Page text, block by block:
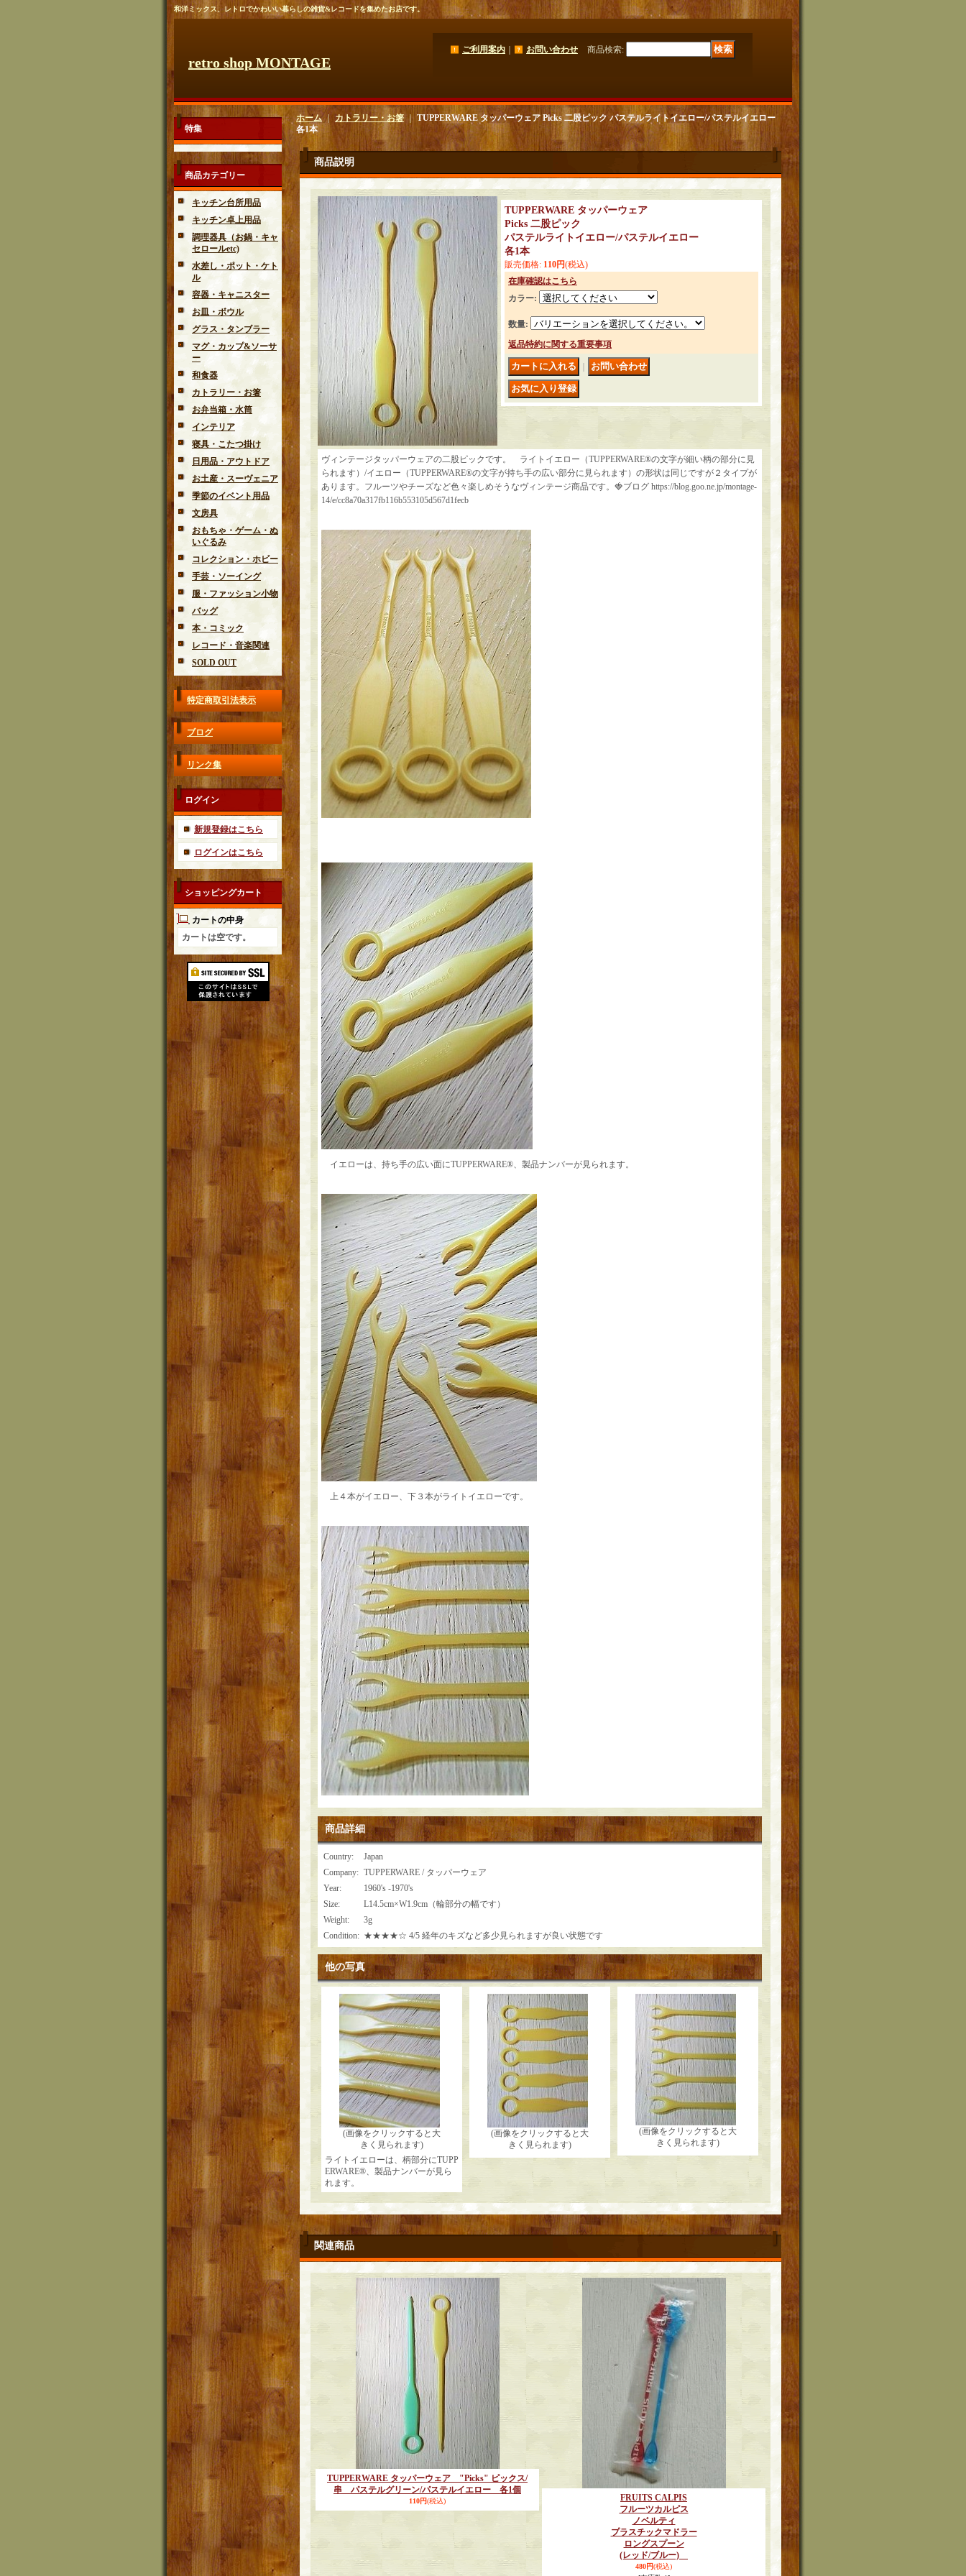
和洋ミックス、レトロでかわいい暮らしの雑貨&レコードを集めたお店です。
retro shop MONTAGE
ご利用案内 お問い合わせ 商品検索:
特集
商品カテゴリー
キッチン台所用品
キッチン卓上用品
調理器具（お鍋・キャ
セロールetc)
水差し・ポット・ケト
ル
容器・キャニスター
お皿・ボウル
グラス・タンブラー
マグ・カップ&ソーサ
ー
和食器
カトラリー・お箸
お弁当箱・水筒
インテリア
寝具・こたつ掛け
日用品・アウトドア
お土産・スーヴェニア
季節のイベント用品
文房具
おもちゃ・ゲーム・ぬ
いぐるみ
コレクション・ホビー
手芸・ソーイング
服・ファッション小物
バッグ
本・コミック
レコード・音楽関連
SOLD OUT
特定商取引法表示
ブログ
リンク集
ログイン
新規登録はこちら
ログインはこちら
ショッピングカート
カートの中身
カートは空です。
ホーム｜ カトラリー・お箸 ｜ TUPPERWARE タッパーウェア Picks 二股ピック パステルライトイエロー/パステルイエロー
各1本
商品説明
TUPPERWARE タッパーウェア
Picks 二股ピック
パステルライトイエロー/パステルイエロー
各1本
販売価格: 110円(税込)
在庫確認はこちら
カラー:
数量:
返品特約に関する重要事項
ヴィンテージタッパーウェアの二股ピックです。 ライトイエロー（TUPPERWARE®の文字が細い柄の部分に見
られます）/イエロー（TUPPERWARE®の文字が持ち手の広い部分に見られます）の形状は同じですが２タイプが
あります。フルーツやチーズなど色々楽しめそうなヴィンテージ商品です。🍓ブログ https://blog.goo.ne.jp/montage-
14/e/cc8a70a317fb116b553105d567d1fecb
イエローは、持ち手の広い面にTUPPERWARE®、製品ナンバーが見られます。
上４本がイエロー、下３本がライトイエローです。
商品詳細
Country:
Japan
Company: TUPPERWARE / タッパーウェア
Year:
1960's -1970's
Size:
L14.5cm×W1.9cm（輪部分の幅です）
Weight:
3g
Condition: ★★★★☆ 4/5 経年のキズなど多少見られますが良い状態です
他の写真
(画像をクリックすると大
きく見られます)
ライトイエローは、柄部分にTUPP
ERWARE®、製品ナンバーが見ら
れます。
(画像をクリックすると大
きく見られます)
(画像をクリックすると大
きく見られます)
関連商品
TUPPERWARE タッパーウェア "Picks" ピックス/
串 パステルグリーン/パステルイエロー 各1個
110円(税込)
FRUITS CALPIS
フルーツカルピス
ノベルティ
プラスチックマドラー
ロングスプーン
(レッド/ブルー)
480円(税込)